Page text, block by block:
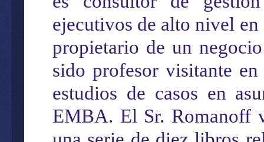
ejecutivos de alto nivel
propietario de un
sido profesor visitante
estudios de casos en
EMBA. El Sr. Romanoff